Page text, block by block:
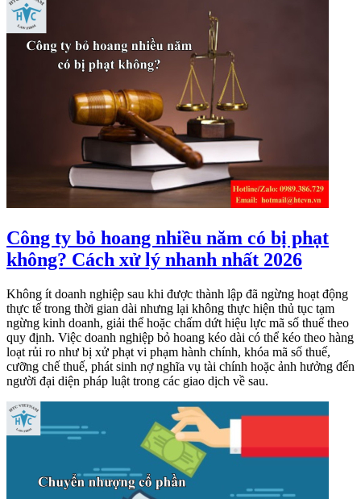
Công ty bỏ hoang nhiều năm có bị phạt
không? Cách xử lý nhanh nhất 2026
Không ít doanh nghiệp sau khi được thành lập đã ngừng hoạt động
thực tế trong thời gian dài nhưng lại không thực hiện thủ tục tạm
ngừng kinh doanh, giải thể hoặc chấm dứt hiệu lực mã số thuế theo
quy định. Việc doanh nghiệp bỏ hoang kéo dài có thể kéo theo hàng
loạt rủi ro như bị xử phạt vi phạm hành chính, khóa mã số thuế,
cưỡng chế thuế, phát sinh nợ nghĩa vụ tài chính hoặc ảnh hưởng đến
người đại diện pháp luật trong các giao dịch về sau.